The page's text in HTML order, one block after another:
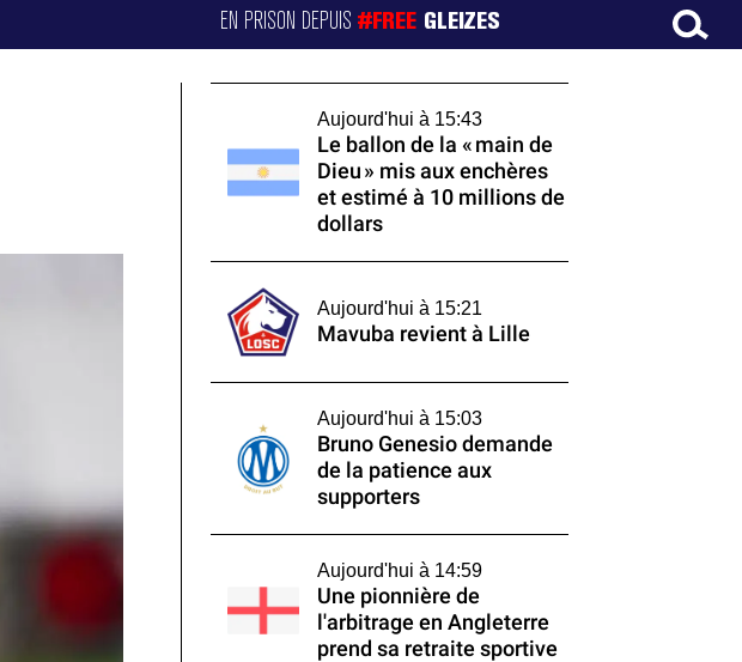
EN PRISON DEPUIS#FREE GLEIZES
Aujourd'hui à 15:43
Le ballon de la « main de
Dieu » mis aux enchères
et estimé à 10 millions de
dollars
Aujourd'hui à 15:21
Mavuba revient à Lille
Aujourd'hui à 15:03
Bruno Genesio demande
de la patience aux
supporters
Aujourd'hui à 14:59
Une pionnière de
l'arbitrage en Angleterre
prend sa retraite sportive